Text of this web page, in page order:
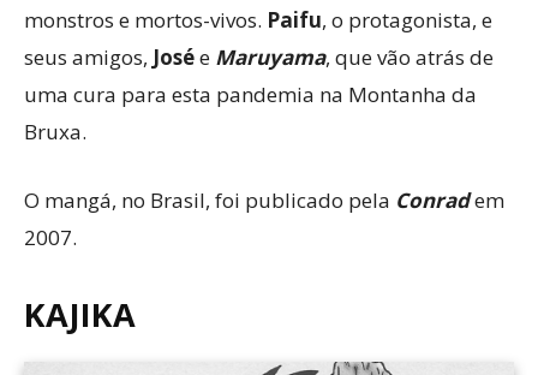
monstros e mortos-vivos. Paifu, o protagonista, e
seus amigos, Josée Maruyama, que vão atrás de
uma cura para esta pandemia na Montanha da
Bruxa.
O mangá, no Brasil, foi publicado pela Conradem
2007.
KAJIKA